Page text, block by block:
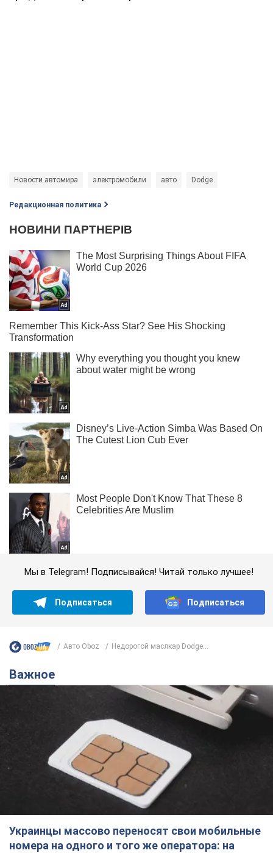
Новости автомира электромобили авто Dodge
Редакционная политика
Мы в Telegram! Подписывайся! Читай только лучшее!
Подписаться Подписаться
Авто Oboz Недорогой маслкар Dodge...
Важное
Украинцы массово переносят свои мобильные
номера на одного и того же оператора: на